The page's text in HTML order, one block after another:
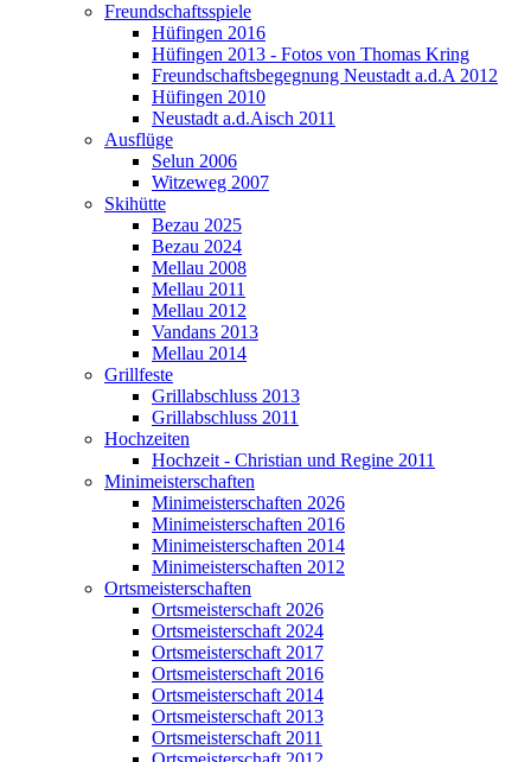
Freundschaftsspiele
Hüfingen 2016
Hüfingen 2013 - Fotos von Thomas Kring
Freundschaftsbegegnung Neustadt a.d.A 2012
Hüfingen 2010
Neustadt a.d.Aisch 2011
Ausflüge
Selun 2006
Witzeweg 2007
Skihütte
Bezau 2025
Bezau 2024
Mellau 2008
Mellau 2011
Mellau 2012
Vandans 2013
Mellau 2014
Grillfeste
Grillabschluss 2013
Grillabschluss 2011
Hochzeiten
Hochzeit - Christian und Regine 2011
Minimeisterschaften
Minimeisterschaften 2026
Minimeisterschaften 2016
Minimeisterschaften 2014
Minimeisterschaften 2012
Ortsmeisterschaften
Ortsmeisterschaft 2026
Ortsmeisterschaft 2024
Ortsmeisterschaft 2017
Ortsmeisterschaft 2016
Ortsmeisterschaft 2014
Ortsmeisterschaft 2013
Ortsmeisterschaft 2011